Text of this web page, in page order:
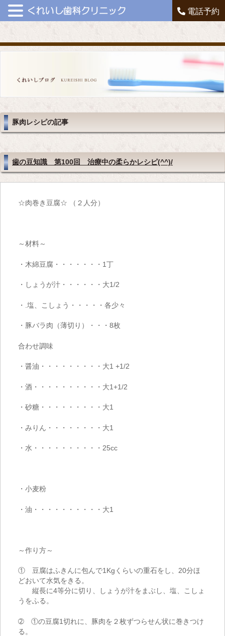
電話予約
豚肉レシピの記事
歯の豆知識 第100回 治療中の柔らかレシピ(^^)/
☆肉巻き豆腐☆ （２人分）
～材料～
・木綿豆腐・・・・・・・ 1丁
・しょうが汁・・・・・・大1/2
・ 塩、こしょう・・・・・各少々
・豚バラ肉（薄切り）・・・ 8枚
合わせ調味
・醤油・・・・・・・・・大1 +1/2
・酒・・・・・・・・・・大1+1/2
・砂糖・・・・・・・・・大1
・みりん・・・・・・・・大1
・水・・・・・・・・・・ 25cc
・小麦粉
・油・・・・・・・・・・大1
～作り方～
① 豆腐はふきんに包んで1Kg くらいの重石をし、 20分ほ
どおいて水気をきる。
縦長に4等分に切り、しょうが汁をまぶし、塩、こしょ
うをふる。
➁ ①の豆腐1切れに、豚肉を２枚ずつらせん状に巻きつけ
る。